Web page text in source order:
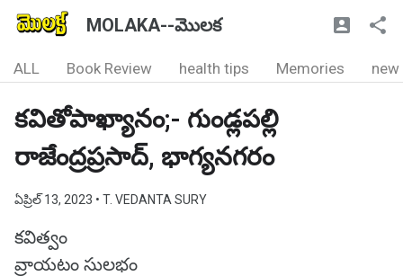
MOLAKA--మొలక
ALL Book Review health tips Memories new
కవితోపాఖ్యానం;- గుండ్లపల్లి
రాజేంద్రప్రసాద్, భాగ్యనగరం
ఏప్రిల్ 13, 2023 • T. VEDANTA SURY
కవిత్వం
వ్రాయటం సులభం